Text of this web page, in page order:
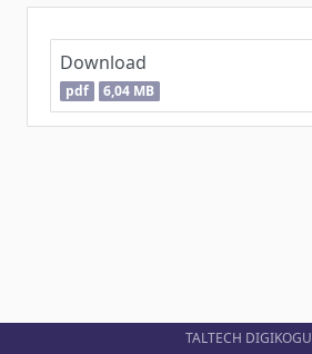
Download
pdf 6,04 MB
TALTECH DIGIKOGU